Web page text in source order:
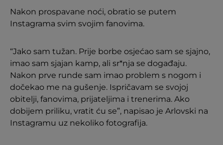
Nakon prospavane noći, obratio se putem
Instagrama svim svojim fanovima.
“Jako sam tužan. Prije borbe osjećao sam se sjajno,
imao sam sjajan kamp, ali sr*nja se događaju.
Nakon prve runde sam imao problem s nogom i
dočekao me na gušenje. Ispričavam se svojoj
obitelji, fanovima, prijateljima i trenerima. Ako
dobijem priliku, vratit ću se”, napisao je Arlovski na
Instagramu uz nekoliko fotografija.